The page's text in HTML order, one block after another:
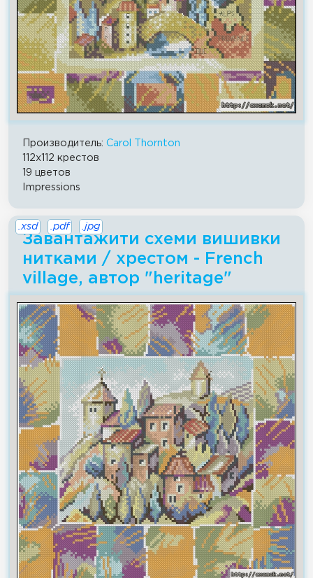
Производитель: Carol Thornton
112x112 крестов
19 цветов
Impressions
Завантажити схеми вишивки
нитками / хрестом - French
village, автор "heritage"
.xsd .pdf .jpg